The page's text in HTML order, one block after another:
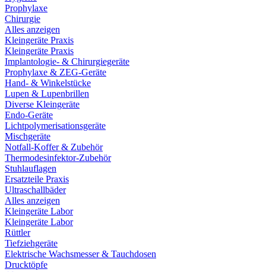
Prophylaxe
Chirurgie
Alles anzeigen
Kleingeräte Praxis
Kleingeräte Praxis
Implantologie- & Chirurgiegeräte
Prophylaxe & ZEG-Geräte
Hand- & Winkelstücke
Lupen & Lupenbrillen
Diverse Kleingeräte
Endo-Geräte
Lichtpolymerisationsgeräte
Mischgeräte
Notfall-Koffer & Zubehör
Thermodesinfektor-Zubehör
Stuhlauflagen
Ersatzteile Praxis
Ultraschallbäder
Alles anzeigen
Kleingeräte Labor
Kleingeräte Labor
Rüttler
Tiefziehgeräte
Elektrische Wachsmesser & Tauchdosen
Drucktöpfe